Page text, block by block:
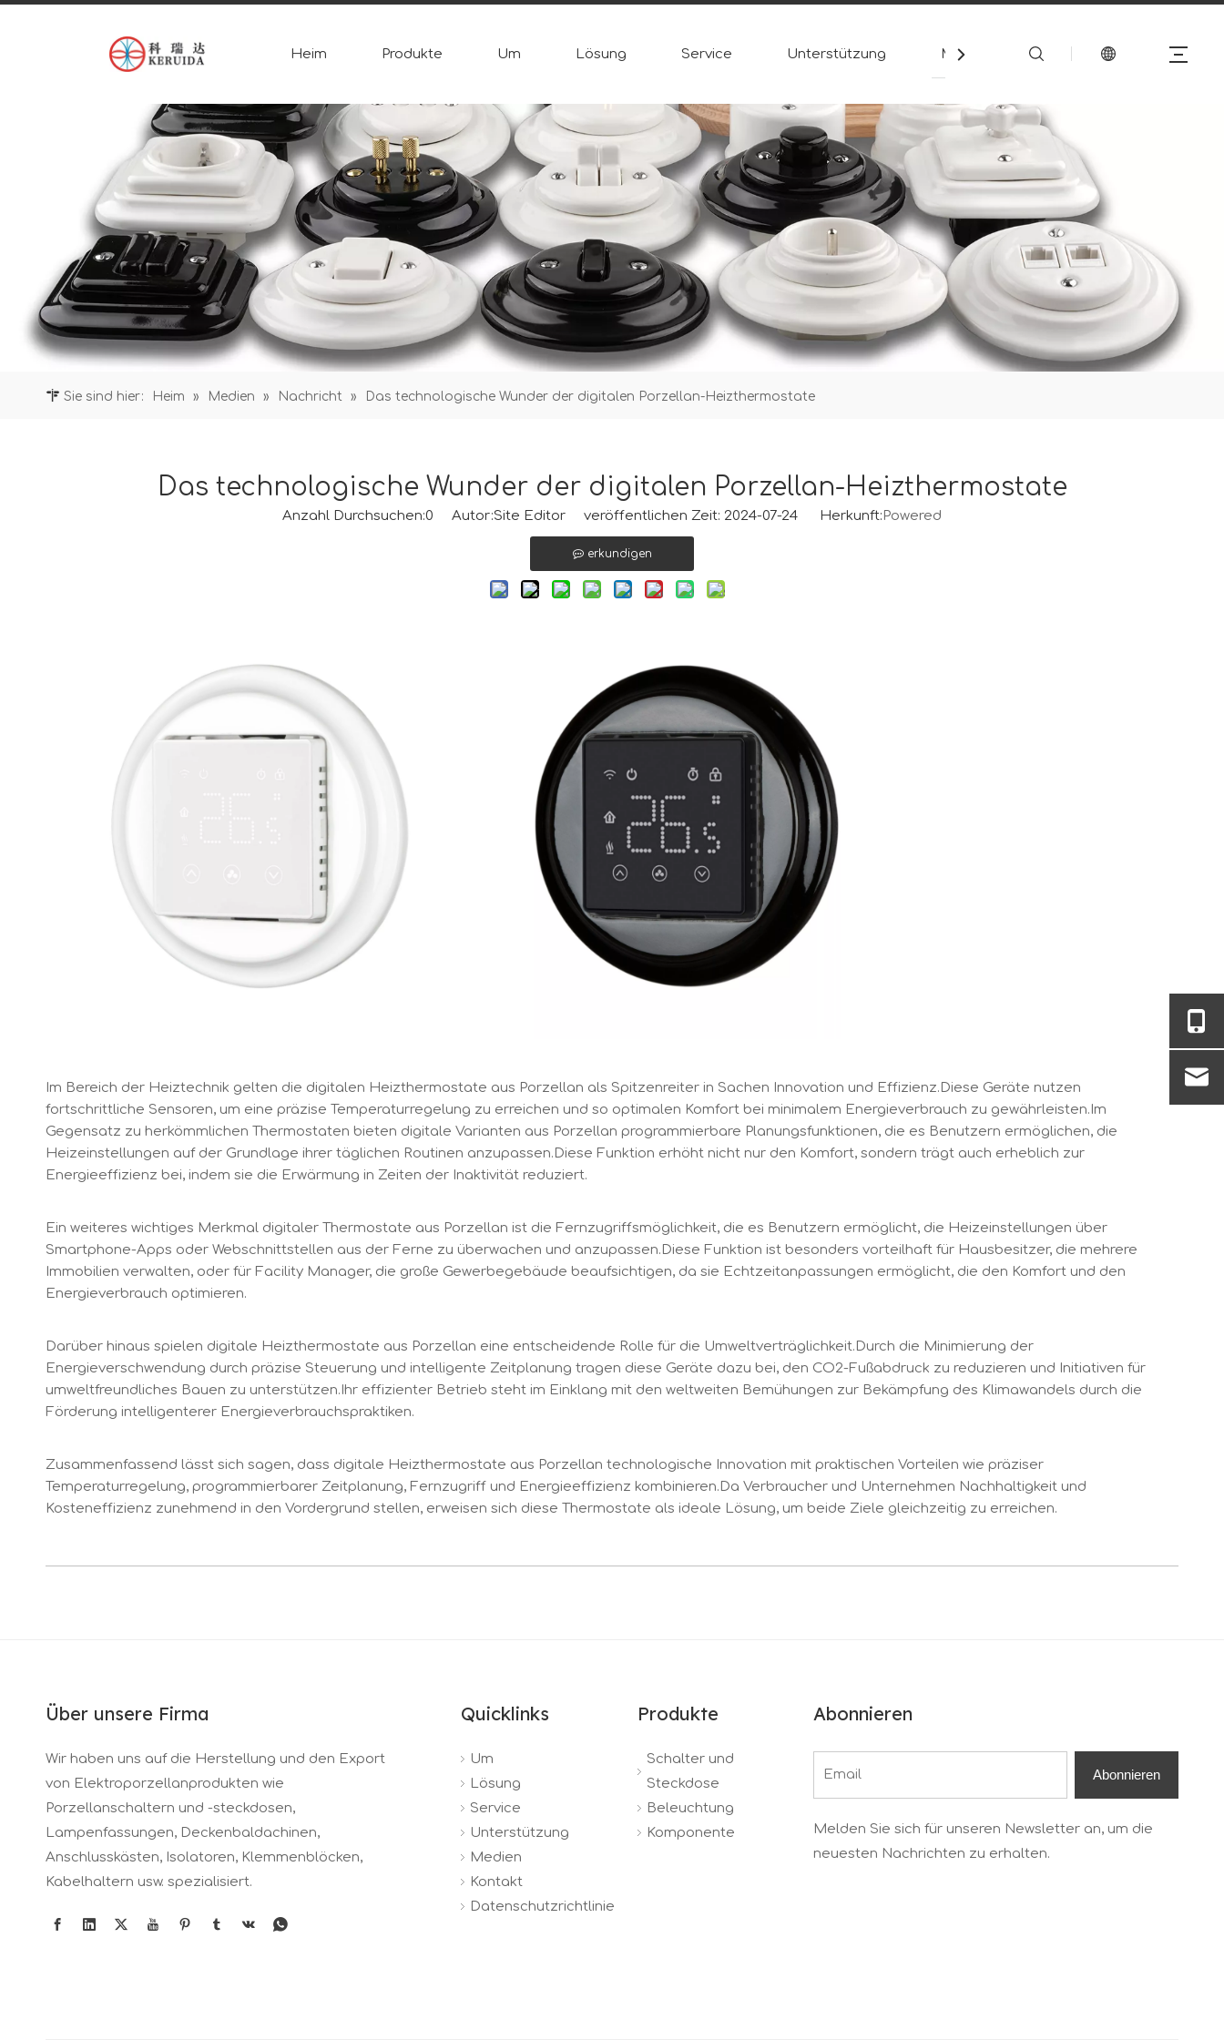
Heim Produkte Um Lösung Service Unterstützung Medien
Sie sind hier: Heim » Medien » Nachricht » Das technologische Wunder der digitalen Porzellan-Heizthermostate
Das technologische Wunder der digitalen Porzellan-Heizthermostate
Anzahl Durchsuchen:0 Autor:Site Editor veröffentlichen Zeit: 2024-07-24 Herkunft: Powered
erkundigen
Im Bereich der Heiztechnik gelten die digitalen Heizthermostate aus Porzellan als Spitzenreiter in Sachen Innovation und Effizienz.Diese Geräte nutzen
fortschrittliche Sensoren, um eine präzise Temperaturregelung zu erreichen und so optimalen Komfort bei minimalem Energieverbrauch zu gewährleisten.Im
Gegensatz zu herkömmlichen Thermostaten bieten digitale Varianten aus Porzellan programmierbare Planungsfunktionen, die es Benutzern ermöglichen, die
Heizeinstellungen auf der Grundlage ihrer täglichen Routinen anzupassen.Diese Funktion erhöht nicht nur den Komfort, sondern trägt auch erheblich zur
Energieeffizienz bei, indem sie die Erwärmung in Zeiten der Inaktivität reduziert.
Ein weiteres wichtiges Merkmal digitaler Thermostate aus Porzellan ist die Fernzugriffsmöglichkeit, die es Benutzern ermöglicht, die Heizeinstellungen über
Smartphone-Apps oder Webschnittstellen aus der Ferne zu überwachen und anzupassen.Diese Funktion ist besonders vorteilhaft für Hausbesitzer, die mehrere
Immobilien verwalten, oder für Facility Manager, die große Gewerbegebäude beaufsichtigen, da sie Echtzeitanpassungen ermöglicht, die den Komfort und den
Energieverbrauch optimieren.
Darüber hinaus spielen digitale Heizthermostate aus Porzellan eine entscheidende Rolle für die Umweltverträglichkeit.Durch die Minimierung der
Energieverschwendung durch präzise Steuerung und intelligente Zeitplanung tragen diese Geräte dazu bei, den CO2-Fußabdruck zu reduzieren und Initiativen für
umweltfreundliches Bauen zu unterstützen.Ihr effizienter Betrieb steht im Einklang mit den weltweiten Bemühungen zur Bekämpfung des Klimawandels durch die
Förderung intelligenterer Energieverbrauchspraktiken.
Zusammenfassend lässt sich sagen, dass digitale Heizthermostate aus Porzellan technologische Innovation mit praktischen Vorteilen wie präziser
Temperaturregelung, programmierbarer Zeitplanung, Fernzugriff und Energieeffizienz kombinieren.Da Verbraucher und Unternehmen Nachhaltigkeit und
Kosteneffizienz zunehmend in den Vordergrund stellen, erweisen sich diese Thermostate als ideale Lösung, um beide Ziele gleichzeitig zu erreichen.
Über unsere Firma
Wir haben uns auf die Herstellung und den Export
von Elektroporzellanprodukten wie
Porzellanschaltern und -steckdosen,
Lampenfassungen, Deckenbaldachinen,
Anschlusskästen, Isolatoren, Klemmenblöcken,
Kabelhaltern usw. spezialisiert.
Quicklinks
Um
Lösung
Service
Unterstützung
Medien
Kontakt
Datenschutzrichtlinie
Produkte
Schalter und
Steckdose
Beleuchtung
Komponente
Abonnieren
Abonnieren
Melden Sie sich für unseren Newsletter an, um die
neuesten Nachrichten zu erhalten.